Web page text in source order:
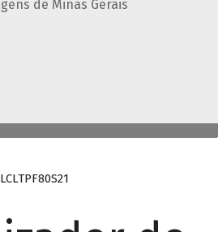
de Minas Gerais